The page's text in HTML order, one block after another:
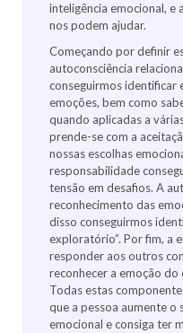
inteligência emocional, e
nos podem ajudar.
Começando por definir
autoconsciência
conseguirmos identificar
emoções, bem como
quando aplicadas a
prende-se com a
nossas escolhas
responsabilidade
tensão em desafios. A
reconhecimento das
disso conseguirmos
exploratório”. Por fim, a
responder aos outros
reconhecer a emoção do
Todas estas
que a pessoa aumente o
emocional e consiga ter